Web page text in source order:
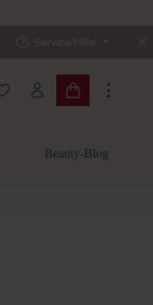
Service/Hilfe
Du hast 0 Produkte auf
Warenkorb
Beauty-Blog